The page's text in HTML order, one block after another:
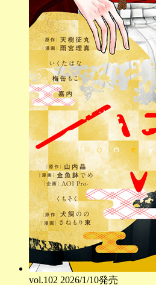
vol.102 2026/1/10発売